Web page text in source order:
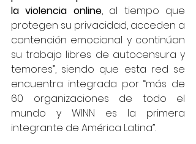
la violencia online, al tiempo que
protegen su privacidad, acceden a
contención emocional y continúan
su trabajo libres de autocensura y
temores”, siendo que esta red se
encuentra integrada por “más de
60 organizaciones de todo el
mundo y WINN es la primera
integrante de América Latina”.